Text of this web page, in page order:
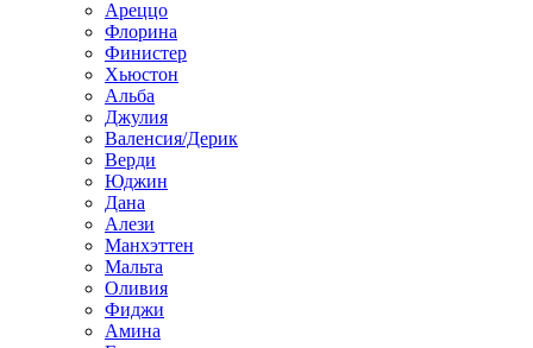
Ареццо
Флорина
Финистер
Хьюстон
Альба
Джулия
Валенсия/Дерик
Верди
Юджин
Дана
Алези
Манхэттен
Мальта
Оливия
Фиджи
Амина